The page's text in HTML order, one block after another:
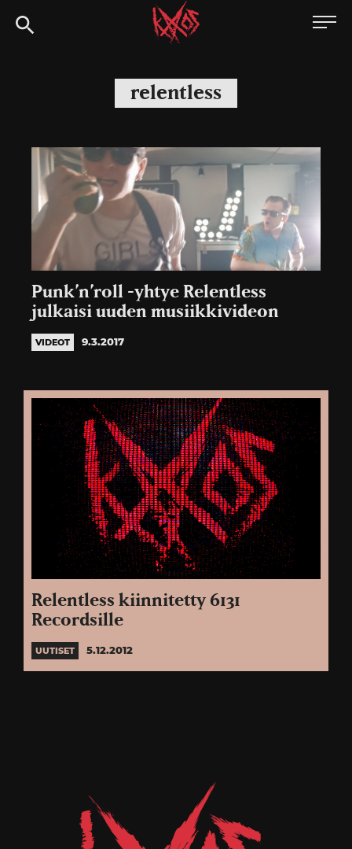
Siirry
suoraan
Kaaoszine
relentless
Punk’n’roll -yhtye Relentless
julkaisi uuden musiikkivideon
VIDEOT 9.3.2017
Relentless kiinnitetty 6131
Recordsille
UUTISET 5.12.2012